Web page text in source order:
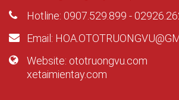
Hotline: 0907.529.899 -
Email:
Website: ototruongvu.com
xetaimientay.com